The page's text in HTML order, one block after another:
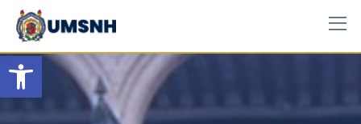
Open toolbar
Skip
content